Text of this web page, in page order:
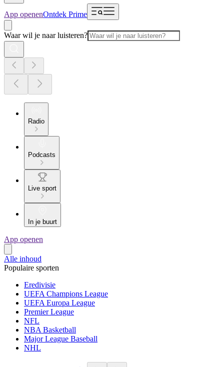
App openenOntdek Prime
Waar wil je naar luisteren?
Radio
Podcasts
Live sport
In je buurt
App openen
Alle inhoud
Populaire sporten
Eredivisie
UEFA Champions League
UEFA Europa League
Premier League
NFL
NBA Basketball
Major League Baseball
NHL